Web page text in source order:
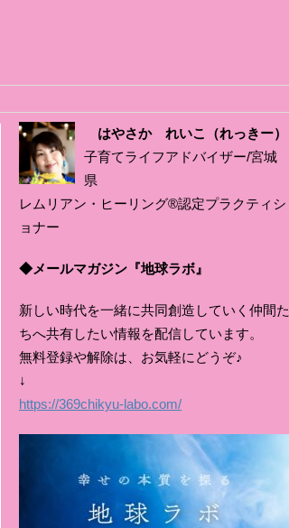
はやさか れいこ（れっきー）
子育てライフアドバイザー/宮城
県
レムリアン・ヒーリング®認定プラクティシ
ョナー
◆メールマガジン『地球ラボ』
新しい時代を一緒に共同創造していく仲間た
ちへ共有したい情報を配信しています。
無料登録や解除は、お気軽にどうぞ♪
↓
https://369chikyu-labo.com/